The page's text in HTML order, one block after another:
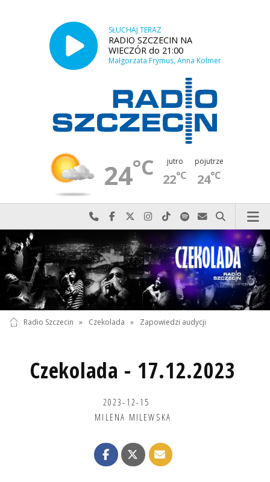
SŁUCHAJ TERAZ
RADIO SZCZECIN NA
WIECZÓR do 21:00
Małgorzata Frymus, Anna Kolmer
24°C jutro
22°C
pojutrze
24°C
Najlepiej po prostu do nas zadzwoń
Odwiedź nas na Facebook-u
Odwiedź nas na X
Odwiedź nas na Instagram-ie
Odwiedź nas na TikTok-u
Szukaj nas na Spotify
Wyślij do nas
Szukaj
Radio Szczecin » Czekolada » Zapowiedzi audycji
Czekolada - 17.12.2023
2023-12-15
MILENA MILEWSKA